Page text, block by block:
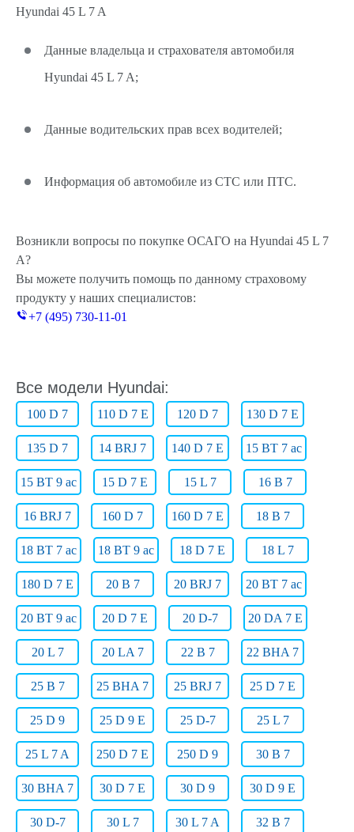
Hyundai 45 L 7 A
Данные владельца и страхователя автомобиля
Hyundai 45 L 7 A;
Данные водительских прав всех водителей;
Информация об автомобиле из СТС или ПТС.
Возникли вопросы по покупке ОСАГО на Hyundai 45 L 7
A?
Вы можете получить помощь по данному страховому
продукту у наших специалистов:
+7 (495) 730-11-01
Все модели Hyundai:
100 D 7 110 D 7 E 120 D 7 130 D 7 E
135 D 7 14 BRJ 7 140 D 7 E 15 BT 7 ac
15 BT 9 ac 15 D 7 E 15 L 7 16 B 7
16 BRJ 7 160 D 7 160 D 7 E 18 B 7
18 BT 7 ac 18 BT 9 ac 18 D 7 E 18 L 7
180 D 7 E 20 B 7 20 BRJ 7 20 BT 7 ac
20 BT 9 ac 20 D 7 E 20 D-7 20 DA 7 E
20 L 7 20 LA 7 22 B 7 22 BHA 7
25 B 7 25 BHA 7 25 BRJ 7 25 D 7 E
25 D 9 25 D 9 E 25 D-7 25 L 7
25 L 7 A 250 D 7 E 250 D 9 30 B 7
30 BHA 7 30 D 7 E 30 D 9 30 D 9 E
30 D-7 30 L 7 30 L 7 A 32 B 7